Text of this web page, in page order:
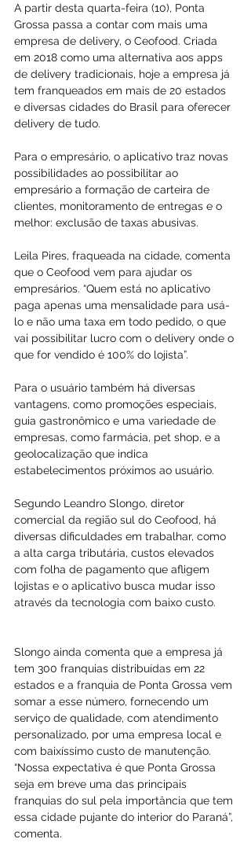
A partir desta quarta-feira (10), Ponta
Grossa passa a contar com mais uma
empresa de delivery, o Ceofood. Criada
em 2018 como uma alternativa aos apps
de delivery tradicionais, hoje a empresa já
tem franqueados em mais de 20 estados
e diversas cidades do Brasil para oferecer
delivery de tudo.
Para o empresário, o aplicativo traz novas
possibilidades ao possibilitar ao
empresário a formação de carteira de
clientes, monitoramento de entregas e o
melhor: exclusão de taxas abusivas.
Leila Pires, fraqueada na cidade, comenta
que o Ceofood vem para ajudar os
empresários. “Quem está no aplicativo
paga apenas uma mensalidade para usá-
lo e não uma taxa em todo pedido, o que
vai possibilitar lucro com o delivery onde o
que for vendido é 100% do lojista”.
Para o usuário também há diversas
vantagens, como promoções especiais,
guia gastronômico e uma variedade de
empresas, como farmácia, pet shop, e a
geolocalização que indica
estabelecimentos próximos ao usuário.
Segundo Leandro Slongo, diretor
comercial da região sul do Ceofood, há
diversas dificuldades em trabalhar, como
a alta carga tributária, custos elevados
com folha de pagamento que afligem
lojistas e o aplicativo busca mudar isso
através da tecnologia com baixo custo.
Slongo ainda comenta que a empresa já
tem 300 franquias distribuídas em 22
estados e a franquia de Ponta Grossa vem
somar a esse número, fornecendo um
serviço de qualidade, com atendimento
personalizado, por uma empresa local e
com baixíssimo custo de manutenção.
“Nossa expectativa é que Ponta Grossa
seja em breve uma das principais
franquias do sul pela importância que tem
essa cidade pujante do interior do Paraná”,
comenta.